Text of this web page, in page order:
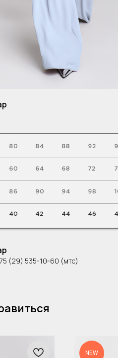
(29) 535-10-60 (мтс)
NEW